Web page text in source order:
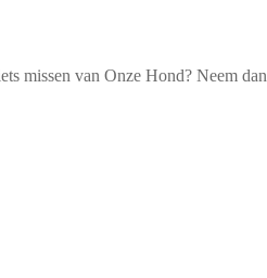
missen van Onze Hond? Neem dan